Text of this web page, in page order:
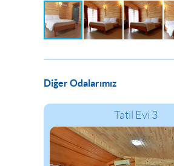
Diğer Odalarımız
Tatil Evi 3